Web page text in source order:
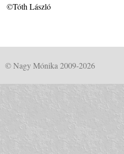
©Tóth László
© Nagy Mónika 2009-2026